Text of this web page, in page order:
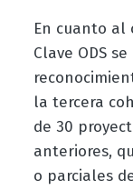
En cuanto al
Clave ODS
la tercera
de 30
anteriores,
o parciales